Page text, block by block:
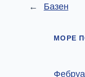
← Базен
МОРЕ